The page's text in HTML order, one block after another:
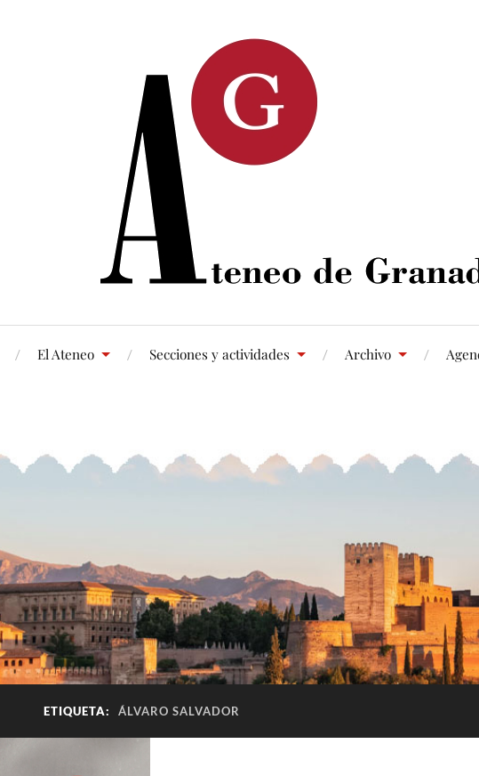
El Ateneo Secciones y actividades Archivo
ETIQUETA: ÁLVARO SALVADOR